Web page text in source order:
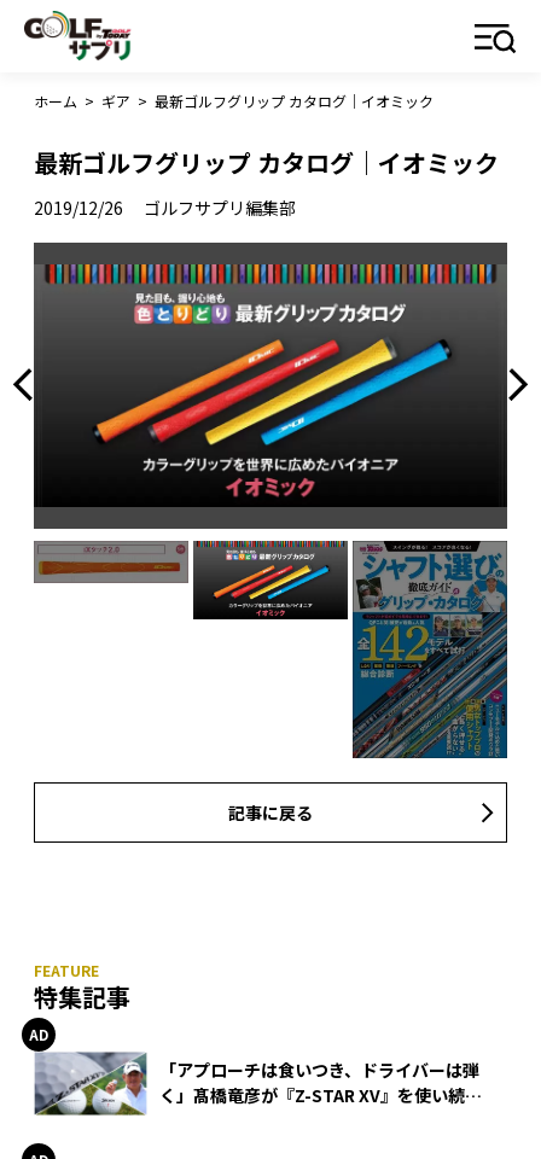
ホーム > ギア > 最新ゴルフグリップ カタログ｜イオミック
最新ゴルフグリップ カタログ｜イオミック
2019/12/26 ゴルフサプリ編集部
記事に戻る
特集記事
「アプローチは食いつき、ドライバーは弾
く」髙橋竜彦が『Z-STAR XV』を使い続け